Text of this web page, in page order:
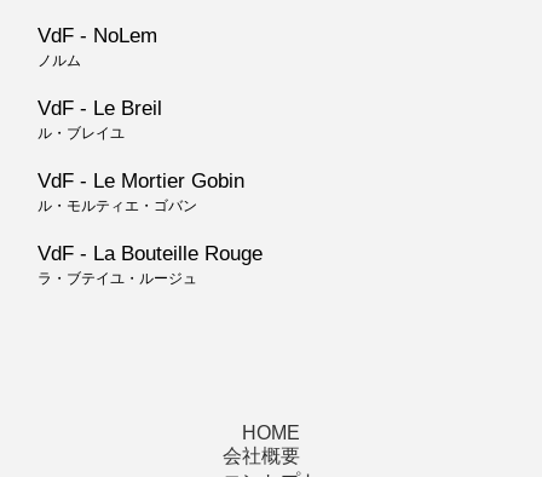
VdF - NoLem
ノルム
VdF - Le Breil
ル・ブレイユ
VdF - Le Mortier Gobin
ル・モルティエ・ゴバン
VdF - La Bouteille Rouge
ラ・ブテイユ・ルージュ
HOME
会社概要